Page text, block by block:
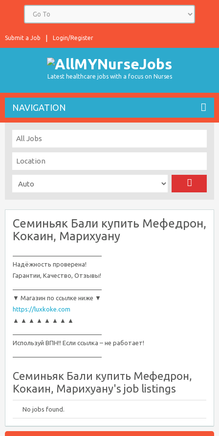
Login/Register
Submit a Job
Latest healthcare jobs with a focus on Nurses
NAVIGATION
Семиньяк Бали купить Мефедрон,
Кокаин, Марихуану
Надёжность проверена!
Гарантии, Качество, Отзывы!
▼ Магазин по ссылке ниже ▼
https://luxkoke.com
▲ ▲ ▲ ▲ ▲ ▲ ▲ ▲
Используй ВПН!! Если ссылка – не работает!
Семиньяк Бали купить Мефедрон,
Кокаин, Марихуану's job listings
No jobs found.